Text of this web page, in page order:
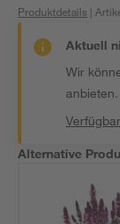
Produktdetails |
Aktuell
Wir
anbieten.
Alternative